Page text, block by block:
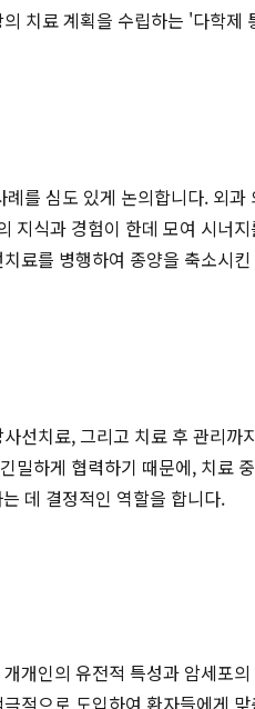
치료 계획을 수립하는 '다학
를 심도 있게 논의합니다. 외
식과 경험이 한데 모여 시너
료를 병행하여 종양을 축소
선치료, 그리고 치료 후 관리
하게 협력하기 때문에, 치료
데 결정적인 역할을 합니다.
개인의 유전적 특성과 암세
적으로 도입하여 환자들에게